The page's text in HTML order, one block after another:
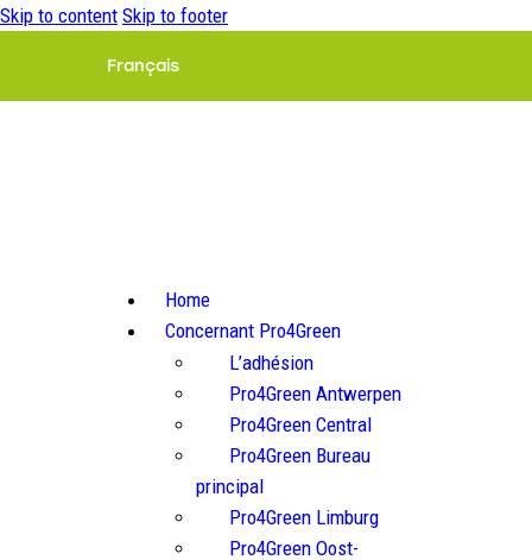
Skip to content Skip to footer
Français
Home
Concernant Pro4Green
L’adhésion
Pro4Green Antwerpen
Pro4Green Central
Pro4Green Bureau
principal
Pro4Green Limburg
Pro4Green Oost-